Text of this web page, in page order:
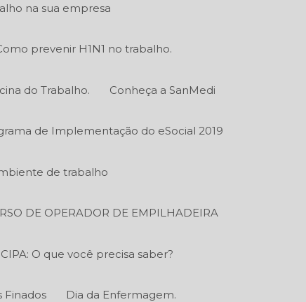
na sua empresa
prevenir H1N1 no trabalho.
do Trabalho. Conheça a SanMedi
de Implementação do eSocial 2019
de trabalho
DE OPERADOR DE EMPILHADEIRA
O que você precisa saber?
Finados Dia da Enfermagem.